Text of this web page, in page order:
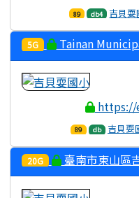
89 db4 吉貝
5G
Tainan
Sua Elementary
https://
89 db 吉貝耍
20G 臺南市東山區